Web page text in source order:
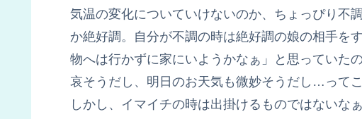
気温の変化についていけないのか、ちょっぴり不
か絶好調。自分が不調の時は絶好調の娘の相手を
物へは行かずに家にいようかなぁ」と思っていた
哀そうだし、明日のお天気も微妙そうだし…って
しかし、イマイチの時は出掛けるものではないな